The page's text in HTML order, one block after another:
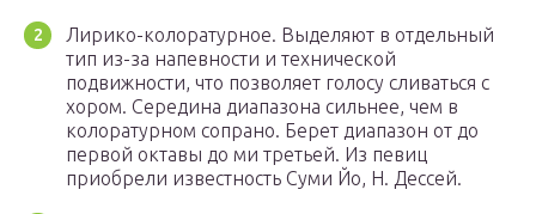
Лирико-колоратурное. Выделяют в отдельный
тип из-за напевности и технической
подвижности, что позволяет голосу сливаться с
хором. Середина диапазона сильнее, чем в
колоратурном сопрано. Берет диапазон от до
первой октавы до ми третьей. Из певиц
приобрели известность Суми Йо, Н. Дессей.